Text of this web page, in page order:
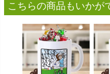
こちらの商品もいかが